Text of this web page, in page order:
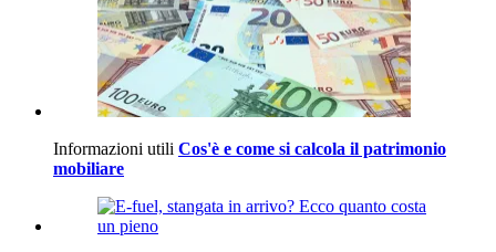
Informazioni utili Cos'è e come si calcola il patrimonio
mobiliare